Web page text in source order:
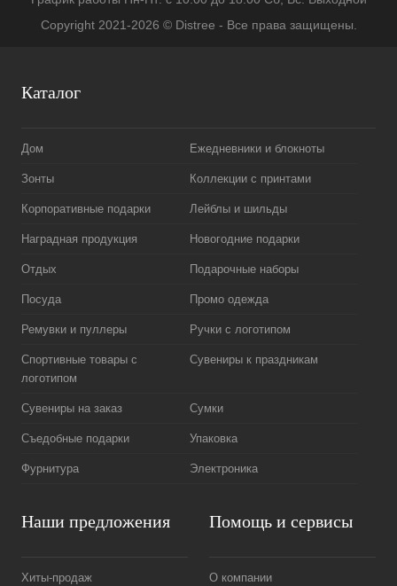
Каталог
Дом Ежедневники и блокноты
Зонты Коллекции с принтами
Корпоративные подарки Лейблы и шильды
Наградная продукция Новогодние подарки
Отдых Подарочные наборы
Посуда Промо одежда
Ремувки и пуллеры Ручки с логотипом
Спортивные товары с
логотипом
Сувениры к праздникам
Сувениры на заказ Сумки
Съедобные подарки Упаковка
Фурнитура Электроника
Наши предложения
Хиты-продаж
Помощь и сервисы
О компании
Copyright 2021-2026 © Distree - Все права защищены.